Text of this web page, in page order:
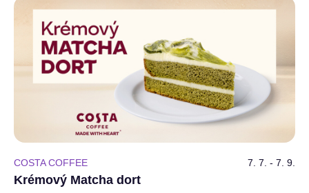
COSTA COFFEE 7. 7. - 7. 9.
Krémový Matcha dort